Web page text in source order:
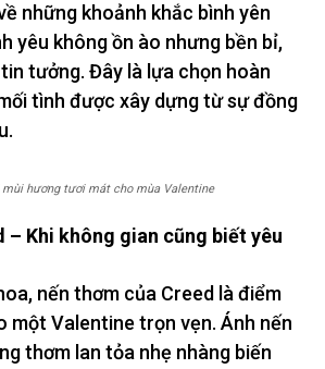
những khoảnh khắc bình yên
yêu không ồn ào nhưng bền bỉ,
tưởng. Đây là lựa chọn hoàn
tình được xây dựng từ sự đồng
hương tươi mát cho mùa Valentine
– Khi không gian cũng biết yêu
nến thơm của Creed là điểm
một Valentine trọn vẹn. Ánh nến
thơm lan tỏa nhẹ nhàng biến